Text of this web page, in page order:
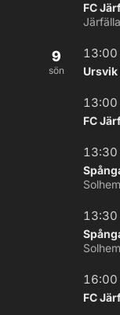
FC
9
sön
13:00
Ursvik
13:00
FC
13:30
13:30
16:00
FC